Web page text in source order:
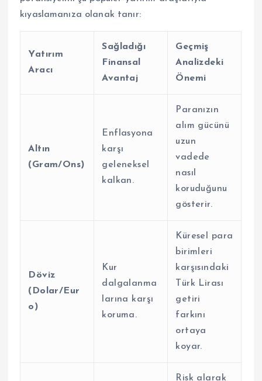
kıyaslamanıza olanak tanır:
Yatırım
Aracı
Sağladığı
Finansal
Avantaj
Geçmiş
Analizdeki
Önemi
Altın
(Gram/Ons)
Enflasyona
karşı
geleneksel
kalkan.
Paranızın
alım gücünü
uzun
vadede
nasıl
koruduğunu
gösterir.
Döviz
(Dolar/Eur
o)
Kur
dalgalanma
larına karşı
koruma.
Küresel para
birimleri
karşısındaki
Türk Lirası
getiri
farkını
ortaya
koyar.
Risk alarak